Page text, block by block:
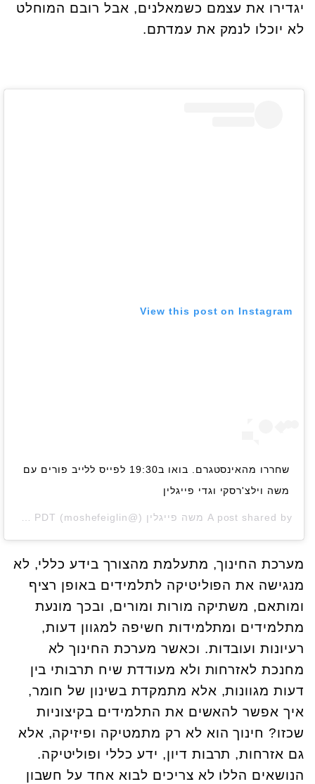
יגדירו את עצמם כשמאלנים, אבל רובם המוחלט
לא יוכלו לנמק את עמדתם.
View this post on Instagram
שחררו מהאינסטגרם. בואו ב19:30 לפייס ללייב פורים עם
משה וילצ'רסקי וגדי פייגלין
A post shared by משה פייגלין (@moshefeiglin) on
Mar 20, 2019 at 9:15am PDT
מערכת החינוך, מתעלמת מהצורך בידע כללי, לא
מנגישה את הפוליטיקה לתלמידים באופן רציף
ומותאם, משתיקה מורות ומורים, ובכך מונעת
מתלמידים ומתלמידות חשיפה למגוון דעות,
רעיונות ועובדות. וכאשר מערכת החינוך לא
מחנכת לאזרחות ולא מעודדת שיח תרבותי בין
דעות מגוונות, אלא מתמקדת בשינון של חומר,
איך אפשר להאשים את התלמידים בקיצוניות
שכזו? חינוך הוא לא רק מתמטיקה ופיזיקה, אלא
גם אזרחות, תרבות דיון, ידע כללי ופוליטיקה.
הנושאים הללו לא צריכים לבוא אחד על חשבון